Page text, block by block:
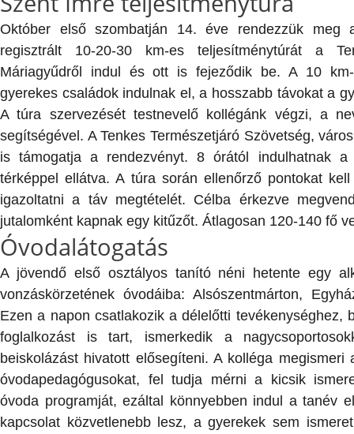
Október első szombatján 14. éve rendezzük meg
regisztrált 10-20-30 km-es teljesítménytúrát a
Máriagyűdről indul és ott is fejeződik be. A 10
gyerekes családok indulnak el, a hosszabb távokat a
A túra szervezését testnevelő kollégánk végzi, a
segítségével. A Tenkes Természetjáró Szövetség,
is támogatja a rendezvényt. 8 órától indulhatnak
térképpel ellátva. A túra során ellenőrző pontokat
igazoltatni a táv megtételét. Célba érkezve
jutalomként kapnak egy kitűzőt. Átlagosan 120-140 fő
Óvodalátogatás
A jövendő első osztályos tanító néni hetente egy
vonzáskörzetének óvodáiba: Alsószentmárton,
Ezen a napon csatlakozik a délelőtti tevékenységhez,
foglalkozást is tart, ismerkedik a
beiskolázást hivatott elősegíteni. A kolléga megismeri
óvodapedagógusokat, fel tudja mérni a kicsik
óvoda programját, ezáltal könnyebben indul a tanév
kapcsolat közvetlenebb lesz, a gyerekek sem